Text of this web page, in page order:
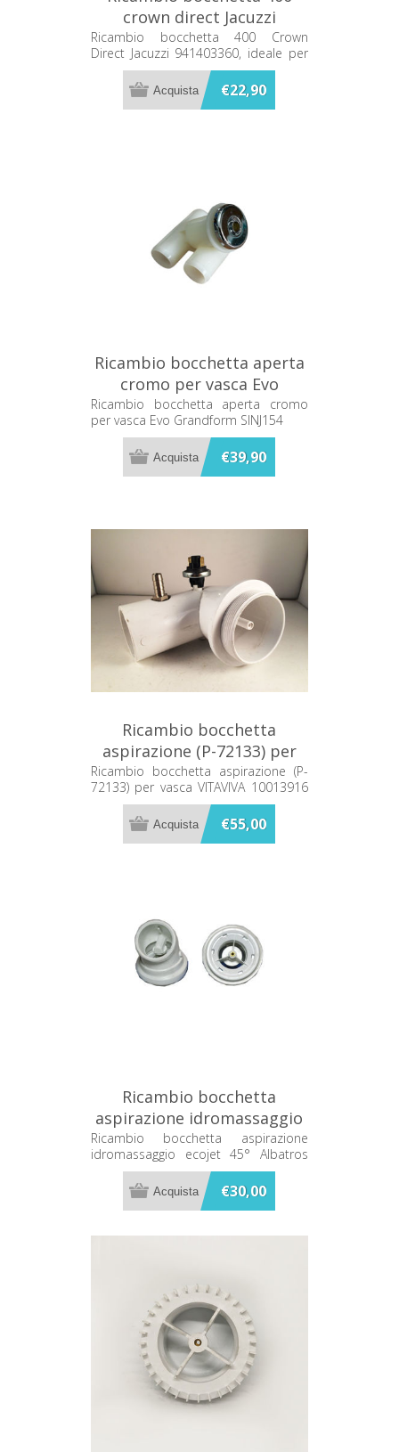
crown direct Jacuzzi
941403360
Ricambio bocchetta 400 Crown
Direct Jacuzzi 941403360, ideale per
la sostituzione del componente
originale.
€22,90
Ricambio bocchetta aperta
cromo per vasca Evo
Grandform SINJ154
Ricambio bocchetta aperta cromo
per vasca Evo Grandform SINJ154
€39,90
Ricambio bocchetta
aspirazione (P-72133) per
vasca VITAVIVA 10013916
Ricambio bocchetta aspirazione (P-
72133) per vasca VITAVIVA 10013916
(in FASE D'ORDINE SPECIFICARE se DX
€55,00
Ricambio bocchetta
aspirazione idromassaggio
ecojet 45° Albatros
4R02012999
Ricambio bocchetta aspirazione
idromassaggio ecojet 45° Albatros
4R02012999
€30,00